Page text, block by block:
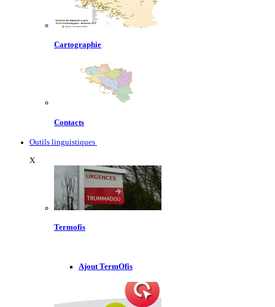
Cartographie
Contacts
Outils linguistiques
X
Termofis
Ajout TermOfis